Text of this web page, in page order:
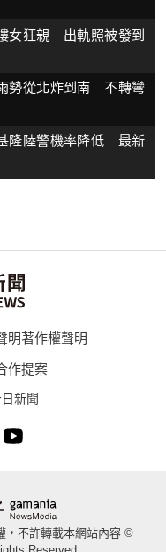
女狂親 出軌照被發到
勢從北炸到南 不轉彎
隆陸警機率降低 最新
明著作權聲明
作提案
新聞
，不許轉載本網站內容 ©